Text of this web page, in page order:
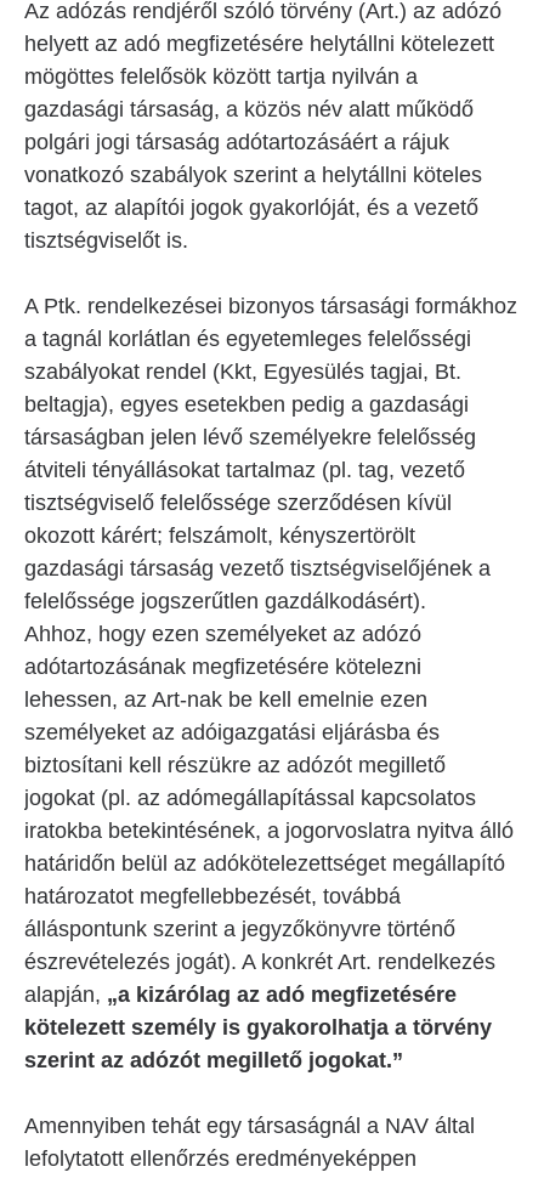
Az adózás rendjéről szóló törvény (Art.) az adózó
helyett az adó megfizetésére helytállni kötelezett
mögöttes felelősök között tartja nyilván a
gazdasági társaság, a közös név alatt működő
polgári jogi társaság adótartozásáért a rájuk
vonatkozó szabályok szerint a helytállni köteles
tagot, az alapítói jogok gyakorlóját, és a vezető
tisztségviselőt is.
A Ptk. rendelkezései bizonyos társasági formákhoz
a tagnál korlátlan és egyetemleges felelősségi
szabályokat rendel (Kkt, Egyesülés tagjai, Bt.
beltagja), egyes esetekben pedig a gazdasági
társaságban jelen lévő személyekre felelősség
átviteli tényállásokat tartalmaz (pl. tag, vezető
tisztségviselő felelőssége szerződésen kívül
okozott kárért; felszámolt, kényszertörölt
gazdasági társaság vezető tisztségviselőjének a
felelőssége jogszerűtlen gazdálkodásért).
Ahhoz, hogy ezen személyeket az adózó
adótartozásának megfizetésére kötelezni
lehessen, az Art-nak be kell emelnie ezen
személyeket az adóigazgatási eljárásba és
biztosítani kell részükre az adózót megillető
jogokat (pl. az adómegállapítással kapcsolatos
iratokba betekintésének, a jogorvoslatra nyitva álló
határidőn belül az adókötelezettséget megállapító
határozatot megfellebbezését, továbbá
álláspontunk szerint a jegyzőkönyvre történő
észrevételezés jogát). A konkrét Art. rendelkezés
alapján, „a kizárólag az adó megfizetésére
kötelezett személy is gyakorolhatja a törvény
szerint az adózót megillető jogokat.”
Amennyiben tehát egy társaságnál a NAV által
lefolytatott ellenőrzés eredményeképpen